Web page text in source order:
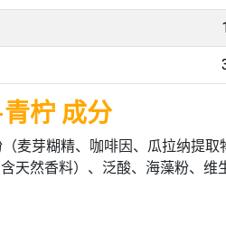
柠 成分
麦芽糊精、咖啡因、瓜拉纳提
天然香料）、泛酸、海藻粉、